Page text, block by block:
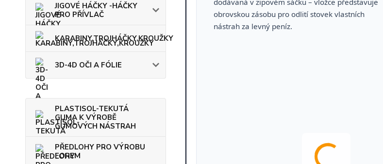
JIGOVÉ HÁČKY -HÁČKY
PRO PŘÍVLAČ
KARABINY,TROJHÁČKY,KROUŽKY
3D-4D OČI A FÓLIE
PLASTISOL-TEKUTÁ
GUMA K VÝROBĚ
GUMOVÝCH NÁSTRAH
PŘEDLOHY PRO VÝROBU
FOREM
dodávaná v zipovém sáčku – vložce představuje
obrovskou zásobu pro odlití stovek vlastních
nástrah za levný peníz.